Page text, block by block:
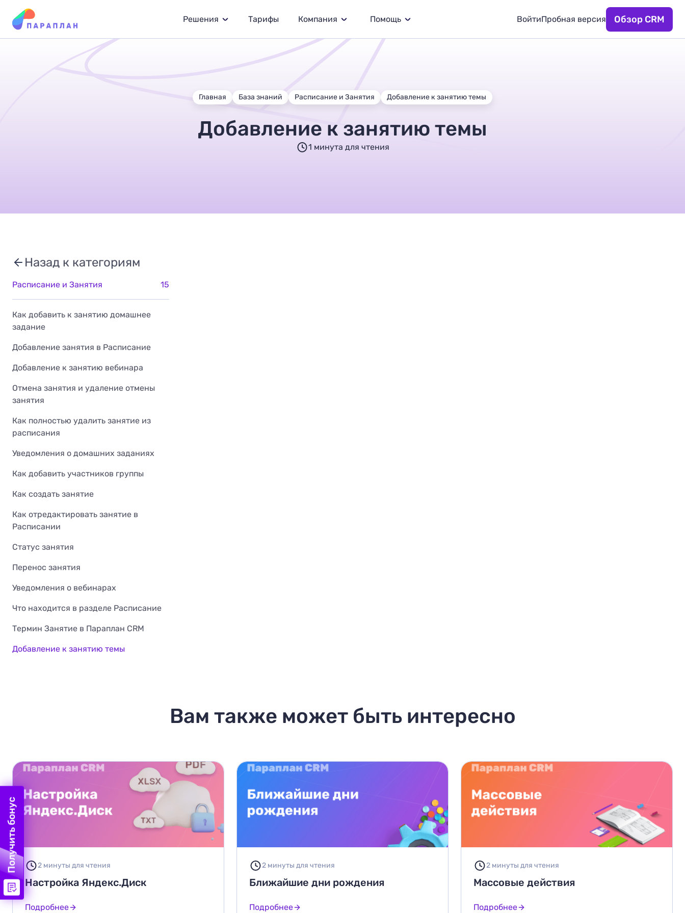
Решения Тарифы Компания Помощь ВойтиПробная версия Обзор CRM
Главная База знаний Расписание и Занятия Добавление к занятию темы
Добавление к занятию темы
1 минута для чтения
Назад к категориям
Расписание и Занятия 15
Как добавить к занятию домашнее
задание
Добавление занятия в Расписание
Добавление к занятию вебинара
Отмена занятия и удаление отмены
занятия
Как полностью удалить занятие из
расписания
Уведомления о домашних заданиях
Как добавить участников группы
Как создать занятие
Как отредактировать занятие в
Расписании
Статус занятия
Перенос занятия
Уведомления о вебинарах
Что находится в разделе Расписание
Термин Занятие в Параплан CRM
Добавление к занятию темы
Вам также может быть интересно
2 минуты для чтения
Настройка Яндекс.Диск
Подробнее
2 минуты для чтения
Ближайшие дни рождения
Подробнее
2 минуты для чтения
Массовые действия
Подробнее
Получить бонус